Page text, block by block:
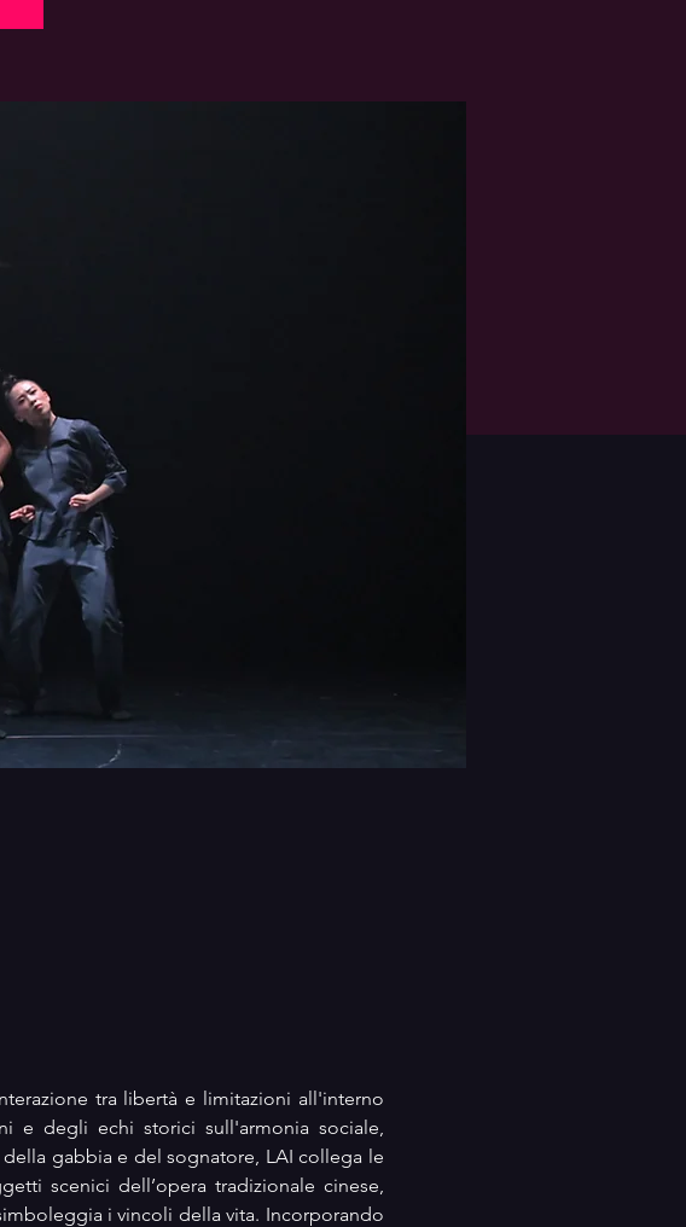
tra libertà e limitazioni all'interno
e degli echi storici sull'armonia sociale,
gabbia e del sognatore, LAI collega le
scenici dell’opera tradizionale cinese,
i vincoli della vita. Incorporando